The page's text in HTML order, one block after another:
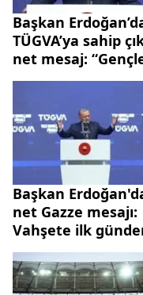
Başkan
TÜGVA’ya sahip
net mesaj:
marjinallere
Başkan
net Gazze mesajı:
Vahşete ilk
itibaren en güçlü
tepki veren ülke
Türkiye'dir